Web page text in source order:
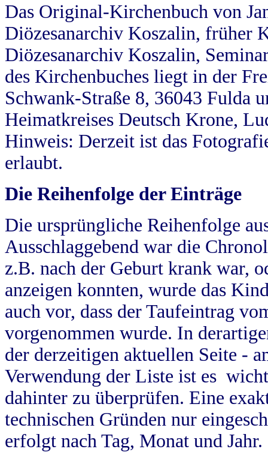
Das Original-Kirchenbuch von
Diözesanarchiv Koszalin, früher
Diözesanarchiv Koszalin,
des Kirchenbuches liegt in der
Schwank-Straße 8, 36043 Fulda
Heimatkreises Deutsch Krone,
Hinweis: Derzeit ist das
erlaubt.
Die Reihenfolge der Einträge
Die ursprüngliche Reihenfolge
Ausschlaggebend war die
z.B. nach der Geburt krank war,
anzeigen konnten, wurde das
auch vor, dass der Taufeintrag
vorgenommen wurde. In
der derzeitigen aktuellen Seite -
Verwendung der Liste ist es
dahinter zu überprüfen. Eine
technischen Gründen nur
erfolgt nach Tag, Monat und Jahr.